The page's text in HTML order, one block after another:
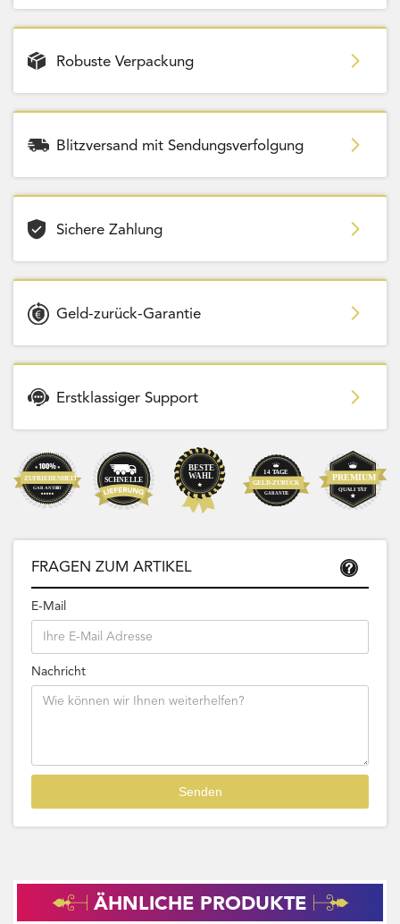
Robuste Verpackung
Blitzversand mit Sendungsverfolgung
Sichere Zahlung
Geld-zurück-Garantie
Erstklassiger Support
FRAGEN ZUM ARTIKEL
E-Mail
Nachricht
ÄHNLICHE PRODUKTE